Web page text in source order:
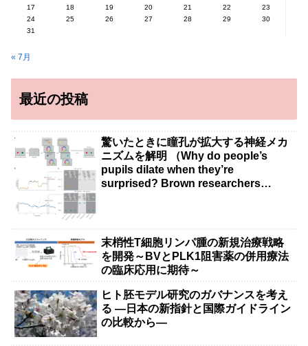
17
18 19 20 21 22
23
24
25 26 27 28 29
30
31
« 7月
最近の投稿
驚いたときに瞳孔が拡大する神経メカ
ニズムを解明 （Why do people’s
pupils dilate when they’re
surprised? Brown researchers
末梢性T細胞リンパ腫の新規治療戦略
を開発～BVとPLK1阻害薬の併用療法
の臨床応用に期待～
ヒト胚モデル研究のガバナンスを考え
る ―日本の新指針と国際ガイドライン
の比較から―